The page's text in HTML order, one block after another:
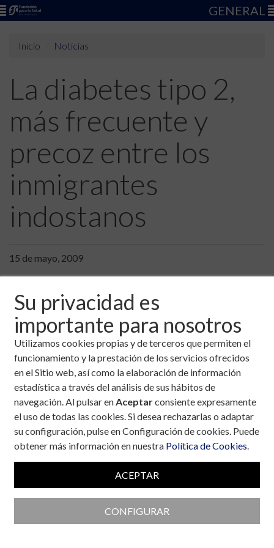
Su privacidad es
importante para nosotros
Utilizamos cookies propias y de terceros que permiten el
funcionamiento y la prestación de los servicios ofrecidos
en el Sitio web, así como la elaboración de información
estadística a través del análisis de sus hábitos de
navegación. Al pulsar enAceptarconsiente expresamente
el uso de todas las cookies. Si desea rechazarlas o adaptar
su configuración, pulse en Configuración de cookies. Puede
obtener más información en nuestra Política de Cookies.
ACEPTAR
CONFIGURAR
GENERAL
Inicio Noticias
La diabetes tipo 2,
más frecuente y
precoz entre los
inmigrantes
indostanos
15 de mayo, 2009
pdf)
Colaboran con la Fundación